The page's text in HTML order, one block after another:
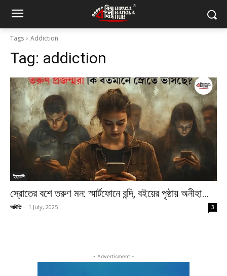
Tags Addiction
Tag: addiction
ইত্যাদি
স্রোতের বশে তরুণ মন: স্মার্টফোনে বন্দি, বইয়ের পৃষ্ঠায় অনীহা…
অদিতি - 1 July, 2025 3
- Advertisment -